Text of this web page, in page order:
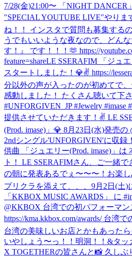
7/28(金)21:00〜 「NIGHT DANCER
"SPECIAL YOUTUBE LIVE"やりま
ね！！ インスタで質問も募集する
うでもいいような夜なので、どん
す！』 です！！！🫶 https://
feature=shareLE SSERAFIM 「ジュエ
スタートしました！💎✌️ https://
分以外の声が入ったのが初めてで
感動しました！ たくさん聴いて下
#UNFORGIVEN_JP #Jewelry #imase
提供させていただきます！✌️ LE
(Prod. imase)」💎 8月23日(水)発売の
2ndシングル'UNFORGIVEN'に収録
供曲 「ジュエリー(Prod. imase)」は
ト！ LE SSERAFIMさん、ご一緒で
の朝に発表あるでぇ〜〜〜！お楽
プリクラを添えて、、、 9月2日(土)
「KKBOX MUSIC AWARDS」 に
@KKBOX 台湾での初パフォーマン
https://kma.kkbox.com/awards/ 台湾
台湾の美味しいお店とかもあった
いやしょう〜っ！！ 明洞！！&タッ
X TOGETHERの皆さんと📸 久し